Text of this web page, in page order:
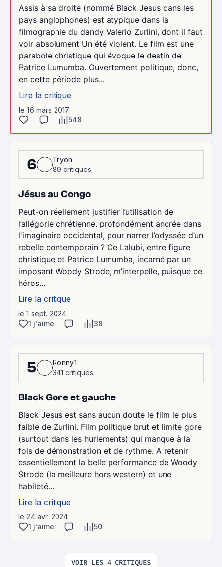
Assis à sa droite (nommé Black Jesus dans les
pays anglophones) est atypique dans la
filmographie du dandy Valerio Zurlini, dont il faut
voir absolument Un été violent. Le film est une
parabole christique qui évoque le destin de
Patrice Lumumba. Ouvertement politique, donc,
en cette période plus...
Lire la critique
le 16 mars 2017
548
6
Tryon
89 critiques
Jésus au Congo
Peut-on réellement justifier l’utilisation de
l’allégorie chrétienne, profondément ancrée dans
l'imaginaire occidental, pour narrer l’odyssée d’un
rebelle contemporain ? Ce Lalubi, entre figure
christique et Patrice Lumumba, incarné par un
imposant Woody Strode, m’interpelle, puisque ce
héros...
Lire la critique
le 1 sept. 2024
1 j'aime
38
5
Ronny1
341 critiques
Black Gore et gauche
Black Jesus est sans aucun doute le film le plus
faible de Zurlini. Film politique brut et limite gore
(surtout dans les hurlements) qui manque à la
fois de démonstration et de rythme. A retenir
essentiellement la belle performance de Woody
Strode (la meilleure hors western) et une
habileté...
Lire la critique
le 24 avr. 2024
1 j'aime
50
VOIR LES 4 CRITIQUES